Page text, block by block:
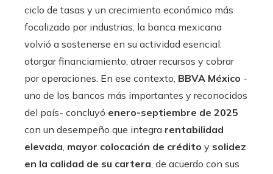
ciclo de tasas y un crecimiento económico más
focalizado por industrias, la banca mexicana
volvió a sostenerse en su actividad esencial:
otorgar financiamiento, atraer recursos y cobrar
por operaciones. En ese contexto, BBVA México -
uno de los bancos más importantes y reconocidos
del país- concluyó enero-septiembre de 2025
con un desempeño que integra rentabilidad
elevada, mayor colocación de crédito y solidez
en la calidad de su cartera, de acuerdo con sus